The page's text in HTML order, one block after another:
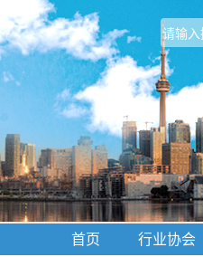
首页 行业协会